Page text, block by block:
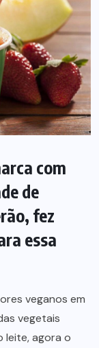
com
de
fez
essa
veganos em
vegetais
leite, agora o